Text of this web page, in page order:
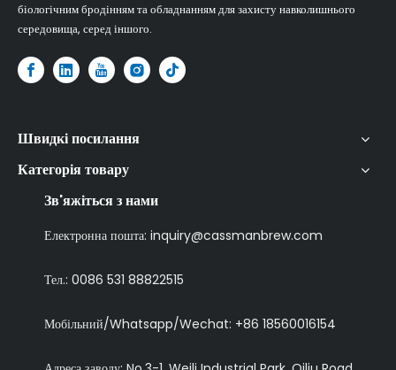
біологічним бродінням та обладнанням для захисту навколишнього
середовища, серед іншого.​
Швидкі посилання
Категорія товару
Зв'яжіться з нами
Електронна пошта: inquiry@cassmanbrew.com
Тел.: 0086 531 88822515
Мобільний/Whatsapp/Wechat: +86 18560016154